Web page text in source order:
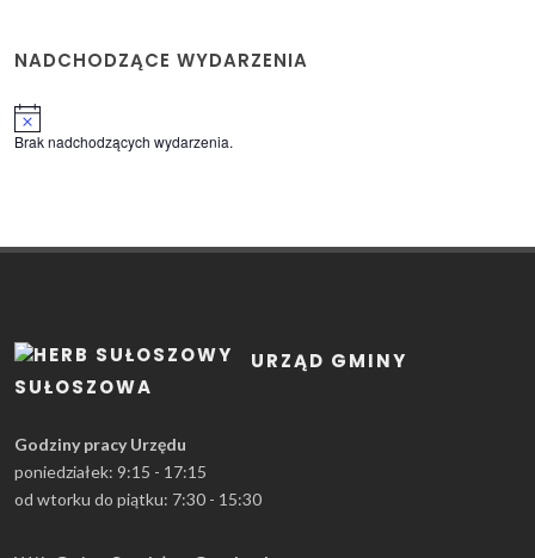
NADCHODZĄCE WYDARZENIA
Powiadomienie
Brak nadchodzących wydarzenia.
URZĄD GMINY
SUŁOSZOWA
Godziny pracy Urzędu
poniedziałek: 9:15 - 17:15
od wtorku do piątku: 7:30 - 15:30